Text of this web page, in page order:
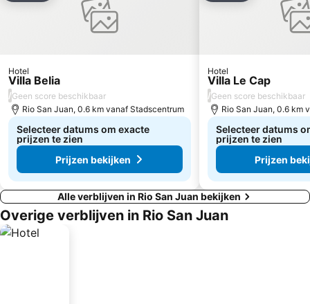
Hotel
Villa Belia
/Geen score beschikbaar
Rio San Juan, 0.6 km vanaf Stadscentrum
Selecteer datums om exacte
prijzen te zien
Prijzen bekijken
Hotel
Villa Le Cap
/Geen score beschikbaar
Rio San Juan, 0.6 km
Selecteer datums
prijzen te zien
Prijzen
Alle verblijven in Rio San Juan bekijken
Overige verblijven in Rio San Juan